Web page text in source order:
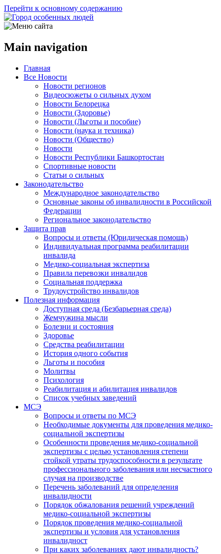
Перейти к основному содержанию
Main navigation
Главная
Все Новости
Новости регионов
Видеосюжеты о сильных духом
Новости Белорецка
Новости (Здоровье)
Новости (Льготы и пособие)
Новости (наука и техника)
Новости (Общество)
Новости
Новости Республики Башкортостан
Спортивные новости
Статьи о сильных
Законодательство
Международное законодательство
Основные законы об инвалидности в Российской
Федерации
Региональное законодательство
Защита прав
Вопросы и ответы (Юридическая помощь)
Индивидуальная программа реабилитации
инвалида
Медико-социальная экспертиза
Правила перевозки инвалидов
Социальная поддержка
Трудоустройство инвалидов
Полезная информация
Доступная среда (Безбарьерная среда)
Жемчужина мысли
Болезни и состояния
Здоровье
Средства реабилитации
История одного события
Льготы и пособия
Молитвы
Психология
Реабилитация и абилитация инвалидов
Список учебных заведений
МСЭ
Вопросы и ответы по МСЭ
Необходимые документы для проведения медико-
социальной экспертизы
Особенности проведения медико-социальной
экспертизы с целью установления степени
стойкой утраты трудоспособности в результате
профессионального заболевания или несчастного
случая на производстве
Перечень заболеваний для определения
инвалидности
Порядок обжалования решений учреждений
медико-социальной экспертизы
Порядок проведения медико-социальной
экспертизы и условия для установления
инвалидност
При каких заболеваниях дают инвалидность?